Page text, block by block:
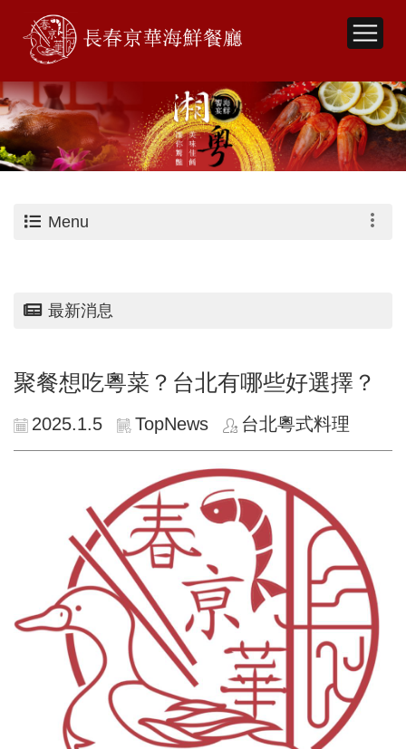
Menu
最新消息
聚餐想吃粵菜？台北有哪些好選擇？
2025.1.5 TopNews 台北粵式料理